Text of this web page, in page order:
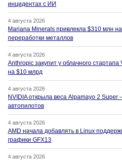
инцидентах с ИИ
4 августа 2026
Mariana Minerals привлекла $310 млн
переработки металлов
4 августа 2026
Anthropic закупит у облачного
на $10 млрд
4 августа 2026
NVIDIA открыла веса Alpamayo 2
автопилотов
4 августа 2026
AMD начала добавлять в Linux
графики GFX13
4 августа 2026